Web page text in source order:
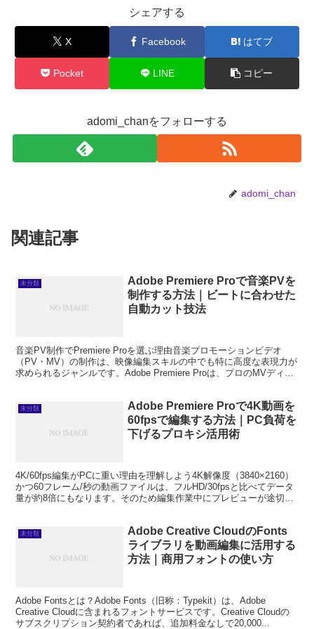
シェアする
X Facebook はてブ
Pocket LINE コピー
adomi_chanをフォローする
adomi_chan
関連記事
未分類
Adobe Premiere Proで音楽PVを
制作する方法｜ビートに合わせた
自動カット技法
音楽PV制作でPremiere Proを選ぶ理由音楽プロモーションビデオ
（PV・MV）の制作は、映像編集スキルの中でも特に高度な表現力が
求められるジャンルです。Adobe Premiere Proは、プロのMVディレ
未分類
Adobe Premiere Proで4K動画を
60fpsで編集する方法｜PC負荷を
下げるプロキシ活用術
4K/60fps編集がPCに重い理由を理解しよう4K解像度（3840×2160）
かつ60フレーム/秒の動画ファイルは、フルHD/30fpsと比べてデータ
量が約8倍にもなります。そのため編集作業中にプレビューが途切れ
未分類
Adobe Creative CloudのFonts
ライブラリを動画編集に活用する
方法｜商用フォントの使い方
Adobe Fontsとは？Adobe Fonts（旧称：Typekit）は、Adobe
Creative Cloudに含まれるフォントサービスです。Creative Cloudの
サブスクリプション契約者であれば、追加料金なしで20,000...